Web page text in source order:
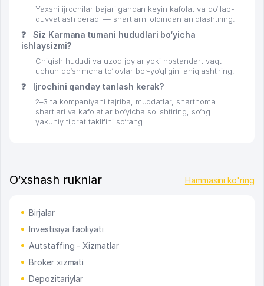
Yaxshi ijrochilar bajarilgandan keyin kafolat va qo‘llab-
quvvatlash beradi — shartlarni oldindan aniqlashtiring.
❓
Siz Karmana tumani hududlari bo‘yicha
ishlaysizmi?
Chiqish hududi va uzoq joylar yoki nostandart vaqt
uchun qo‘shimcha to‘lovlar bor-yo‘qligini aniqlashtiring.
❓ Ijrochini qanday tanlash kerak?
2–3 ta kompaniyani tajriba, muddatlar, shartnoma
shartlari va kafolatlar bo‘yicha solishtiring, so‘ng
yakuniy tijorat taklifini so‘rang.
O‘xshash ruknlar Hammasini ko'ring
Birjalar
Investisiya faoliyati
Autstaffing - Xizmatlar
Broker xizmati
Depozitariylar